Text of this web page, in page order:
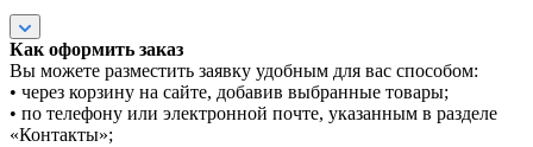
Как оформить заказ
Вы можете разместить заявку удобным для вас способом:
• через корзину на сайте, добавив выбранные товары;
• по телефону или электронной почте, указанным в разделе
«Контакты»;